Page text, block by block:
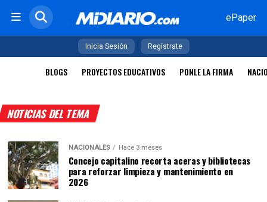
ePaper
Inicia Sesión Regístrate
BLOGS PROYECTOS EDUCATIVOS PONLE LA FIRMA
NOTICIAS DEL TEMA
NACIONALES Hace 3 meses
Concejo capitalino recorta aceras y bibliotecas
para reforzar limpieza y mantenimiento en
2026